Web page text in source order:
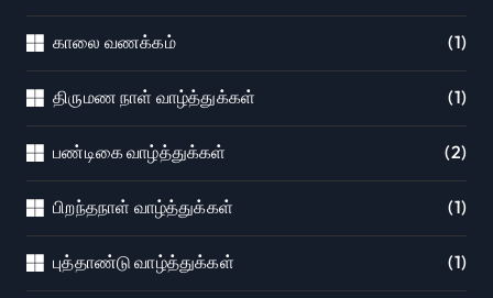
காலை வணக்கம் (1)
திருமண நாள் வாழ்த்துக்கள் (1)
பண்டிகை வாழ்த்துக்கள் (2)
பிறந்தநாள் வாழ்த்துக்கள் (1)
புத்தாண்டு வாழ்த்துக்கள் (1)